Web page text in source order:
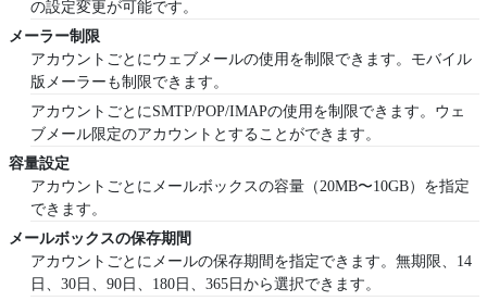
の設定変更が可能です。
メーラー制限
アカウントごとにウェブメールの使用を制限できます。モバイル
版メーラーも制限できます。
アカウントごとにSMTP/POP/IMAPの使用を制限できます。ウェ
ブメール限定のアカウントとすることができます。
容量設定
アカウントごとにメールボックスの容量（20MB〜10GB）を指定
できます。
メールボックスの保存期間
アカウントごとにメールの保存期間を指定できます。無期限、14
日、30日、90日、180日、365日から選択できます。